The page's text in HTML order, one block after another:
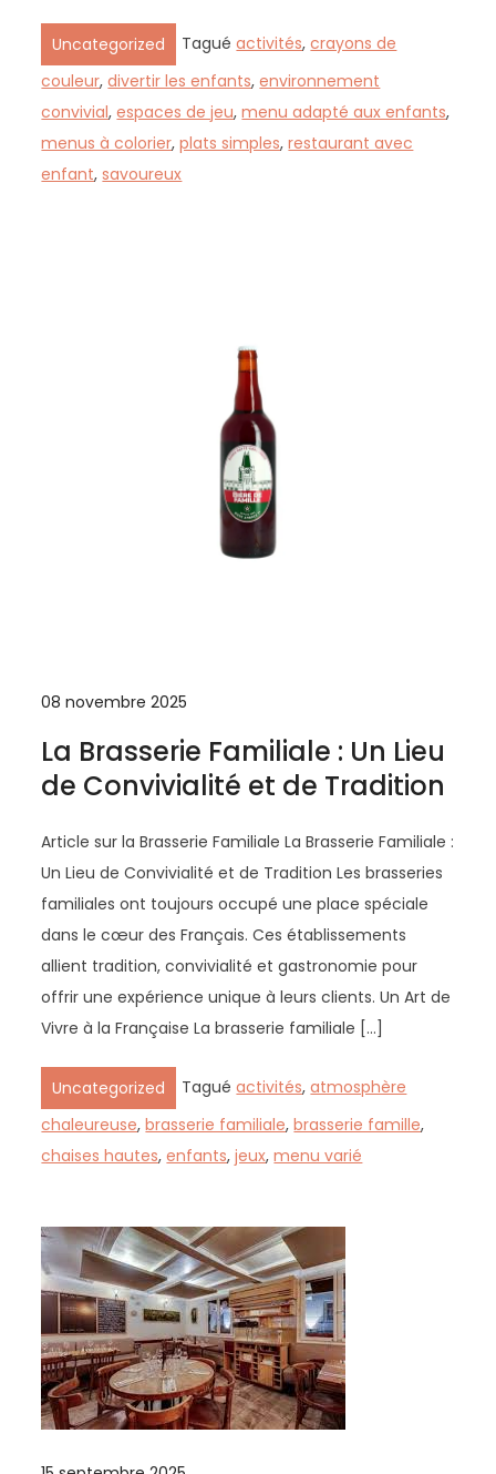
Uncategorized Taguéactivités,crayons de
couleur,divertir les enfants,environnement
convivial,espaces de jeu,menu adapté aux enfants,
menus à colorier,plats simples,restaurant avec
enfant,savoureux
08 novembre 2025
La Brasserie Familiale : Un Lieu
de Convivialité et de Tradition
Article sur la Brasserie Familiale La Brasserie Familiale :
Un Lieu de Convivialité et de Tradition Les brasseries
familiales ont toujours occupé une place spéciale
dans le cœur des Français. Ces établissements
allient tradition, convivialité et gastronomie pour
offrir une expérience unique à leurs clients. Un Art de
Vivre à la Française La brasserie familiale […]
Uncategorized Taguéactivités,atmosphère
chaleureuse,brasserie familiale,brasserie famille,
chaises hautes,enfants,jeux,menu varié